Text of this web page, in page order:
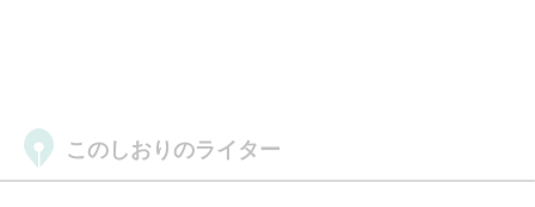
このしおりのライター